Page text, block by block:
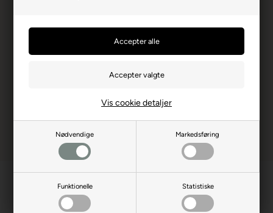
Nødvendige Markedsføring
Funktionelle Statistiske
Vis cookie detaljer
Dart er en sport for voksne.
Børn bør ikke spille uden
opsyn.